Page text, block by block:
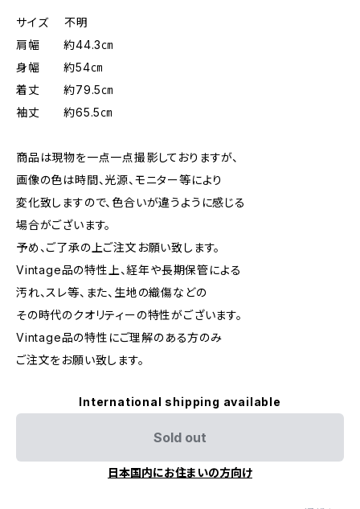
サイズ 不明
肩幅 約44.3㎝
身幅 約54㎝
着丈 約79.5㎝
袖丈 約65.5㎝
商品は現物を一点一点撮影しておりますが、
画像の色は時間、光源、モニター等により
変化致しますので、色合いが違うように感じる
場合がございます。
予め、ご了承の上ご注文お願い致します。
Vintage品の特性上、経年や長期保管による
汚れ、スレ等、また、生地の織傷などの
その時代のクオリティーの特性がございます。
Vintage品の特性にご理解のある方のみ
ご注文をお願い致します。
International shipping available
Sold out
日本国内にお住まいの方向け